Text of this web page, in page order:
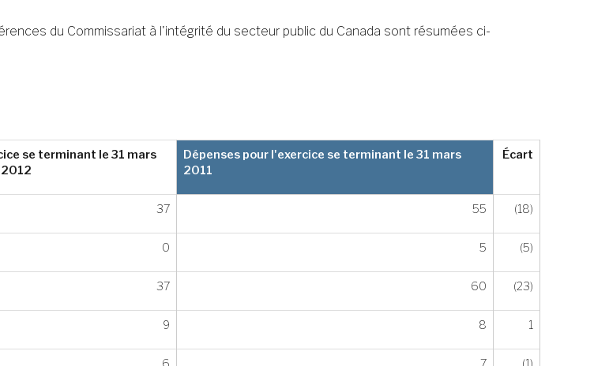
du Commissariat à l'intégrité du secteur public du Canada sont résumées ci-
se terminant le 31 mars
2012
Dépenses pour l'exercice se terminant le 31 mars
2011
Écart
37 55 (18)
0 5 (5)
37 60 (23)
9 8 1